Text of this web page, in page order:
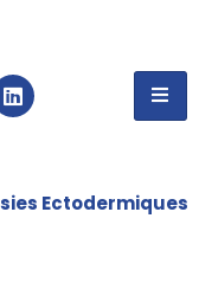
Ectodermiques